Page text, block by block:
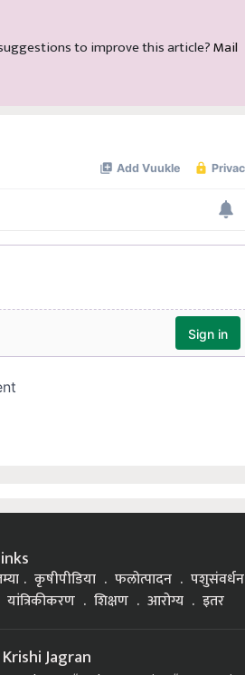
to improve this article?Mail
कृषीपीडिया फलोत्पादन पशुसंवर्धन
यांत्रिकीकरण शिक्षण आरोग्य इतर
Jagran
Schemes Soybean Farming Goat Rearing